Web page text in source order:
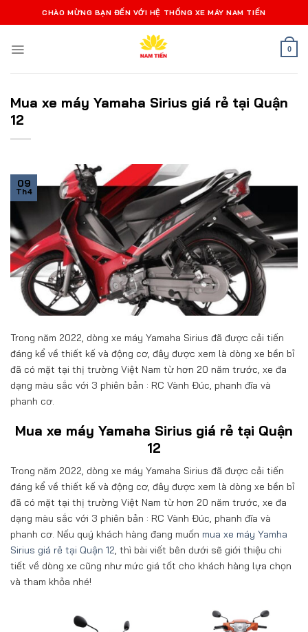
qua
dung
CHÀO MỪNG BẠN ĐẾN VỚI HỆ THỐNG XE MÁY NAM TIẾN
0
Mua xe máy Yamaha Sirius giá rẻ tại Quận
12
09
Th4
Trong năm 2022, dòng xe máy Yamaha Sirius đã được cải tiến
đáng kể về thiết kế và động cơ, đây được xem là dòng xe bền bỉ
đã có mặt tại thị trường Việt Nam từ hơn 20 năm trước, xe đa
dạng màu sắc với 3 phiên bản : RC Vành Đúc, phanh đĩa và
phanh cơ.
Mua xe máy Yamaha Sirius giá rẻ tại Quận
12
Trong năm 2022, dòng xe máy Yamaha Sirius đã được cải tiến
đáng kể về thiết kế và động cơ, đây được xem là dòng xe bền bỉ
đã có mặt tại thị trường Việt Nam từ hơn 20 năm trước, xe đa
dạng màu sắc với 3 phiên bản : RC Vành Đúc, phanh đĩa và
phanh cơ. Nếu quý khách hàng đang muốn mua xe máy Yamha
Sirius giá rẻ tại Quận 12, thì bài viết bên dưới sẽ giới thiệu chi
tiết về dòng xe cũng như mức giá tốt cho khách hàng lựa chọn
và tham khỏa nhé!